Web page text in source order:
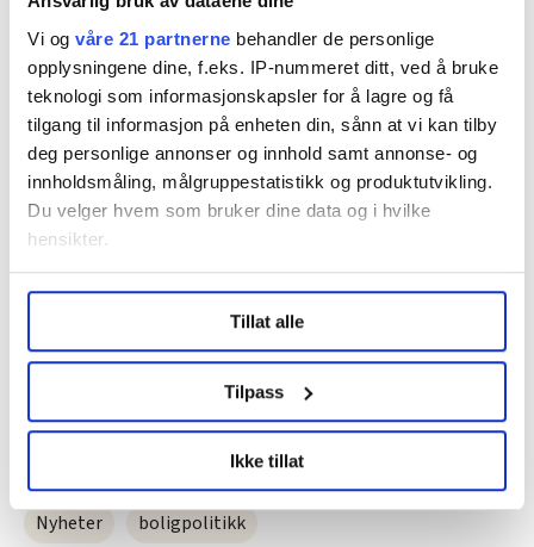
Vi og våre 21 partnerne behandler de personlige
opplysningene dine, f.eks. IP-nummeret ditt, ved å bruke
teknologi som informasjonskapsler for å lagre og få
tilgang til informasjon på enheten din, sånn at vi kan tilby
deg personlige annonser og innhold samt annonse- og
innholdsmåling, målgruppestatistikk og produktutvikling.
Du velger hvem som bruker dine data og i hvilke
hensikter.
Undermer infokan du lese om hvordan dine personlige
data behandles og hvordan du kan velge hvordan de skal
brukes. Du kan hele tiden endre eller trekke tilbake ditt
samtykke fra erklæringen om informasjonskapsler.
LO Medias publikasjoner frifagbevegelse.no, hk-nytt.no
og fontene.no bruker informasjonskapsler (cookies) for å
lære hvordan våre nettsider blir brukt slik at vi tilby
relevant innhold, tilpassede annonser og utarbeide
Tillat alle
Tilpass
Ikke tillat
UTSETTER: Statsråd Erling Sande i Kommunal- og
distriktsdepartementet vil ikke legge fram forslag til ny
husleielov i denne stortingsperioden.
Sissel M. Rasmussen
Anne-Rita Andal i Leieboerforeningen er ikke imponert
over argumentasjonen til statsråden:
– Klassiske trenering, er hennes kommentar.
Denne artikkelen erover ett år gammel.
Nyheter boligpolitikk